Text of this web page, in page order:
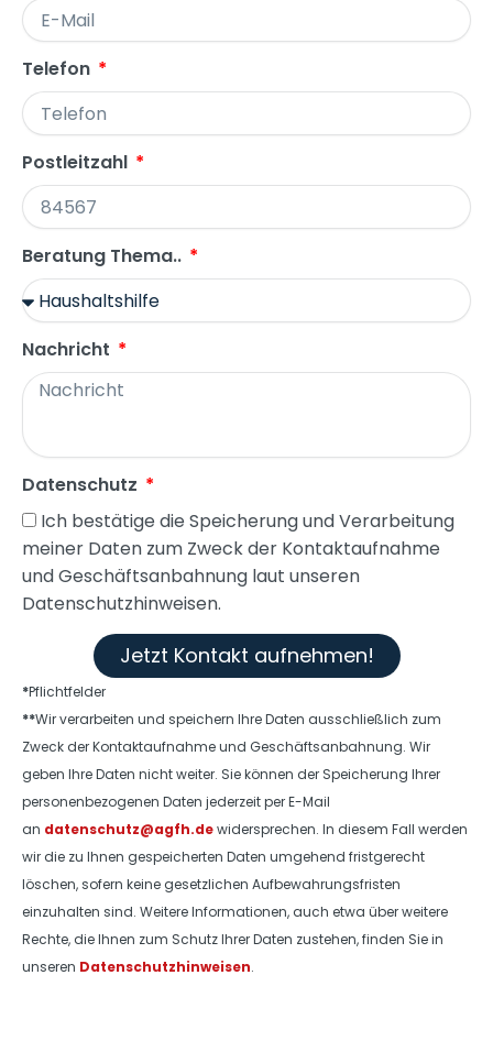
Telefon
Postleitzahl
Beratung Thema..
Nachricht
Datenschutz
Ich bestätige die Speicherung und Verarbeitung
meiner Daten zum Zweck der Kontaktaufnahme
und Geschäftsanbahnung laut unseren
Datenschutzhinweisen.
Jetzt Kontakt aufnehmen!
*Pflichtfelder
**Wir verarbeiten und speichern Ihre Daten ausschließlich zum
Zweck der Kontaktaufnahme und Geschäftsanbahnung. Wir
geben Ihre Daten nicht weiter. Sie können der Speicherung Ihrer
personenbezogenen Daten jederzeit per E-Mail
an datenschutz@agfh.dewidersprechen. In diesem Fall werden
wir die zu Ihnen gespeicherten Daten umgehend fristgerecht
löschen, sofern keine gesetzlichen Aufbewahrungsfristen
einzuhalten sind. Weitere Informationen, auch etwa über weitere
Rechte, die Ihnen zum Schutz Ihrer Daten zustehen, finden Sie in
unseren Datenschutzhinweisen.